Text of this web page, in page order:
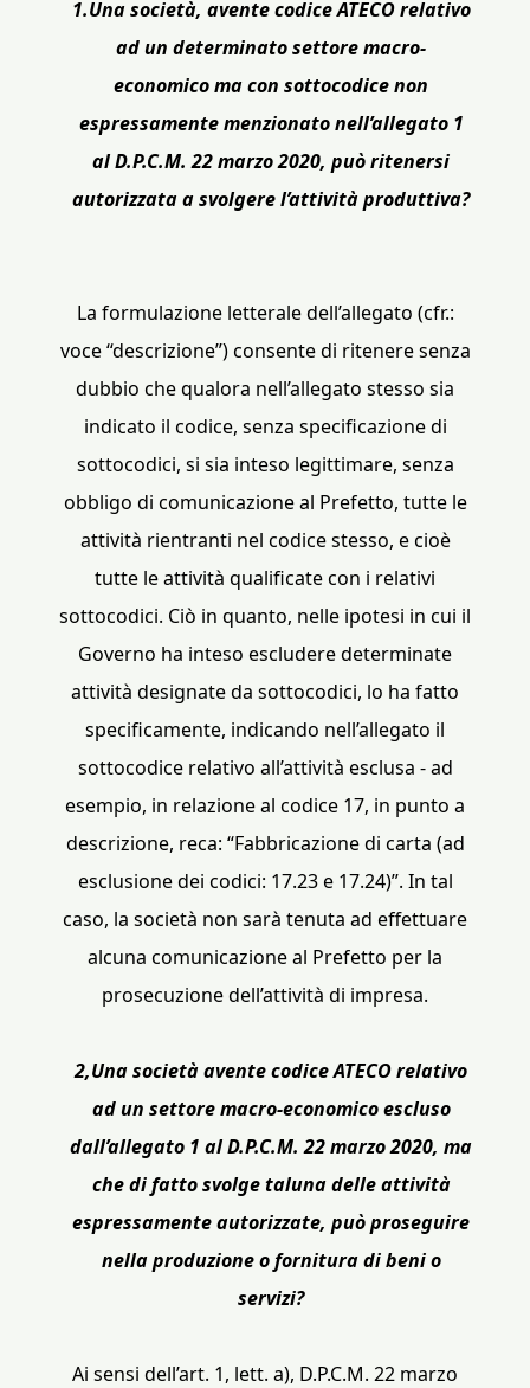
1.Una società, avente codice ATECO relativo
ad un determinato settore macro-
economico ma con sottocodice non
espressamente menzionato nell’allegato 1
al D.P.C.M. 22 marzo 2020, può ritenersi
autorizzata a svolgere l’attività produttiva?
La formulazione letterale dell’allegato (cfr.:
voce “descrizione”) consente di ritenere senza
dubbio che qualora nell’allegato stesso sia
indicato il codice, senza specificazione di
sottocodici, si sia inteso legittimare, senza
obbligo di comunicazione al Prefetto, tutte le
attività rientranti nel codice stesso, e cioè
tutte le attività qualificate con i relativi
sottocodici. Ciò in quanto, nelle ipotesi in cui il
Governo ha inteso escludere determinate
attività designate da sottocodici, lo ha fatto
specificamente, indicando nell’allegato il
sottocodice relativo all’attività esclusa - ad
esempio, in relazione al codice 17, in punto a
descrizione, reca: “Fabbricazione di carta (ad
esclusione dei codici: 17.23 e 17.24)”. In tal
caso, la società non sarà tenuta ad effettuare
alcuna comunicazione al Prefetto per la
prosecuzione dell’attività di impresa.
2,Una società avente codice ATECO relativo
ad un settore macro-economico escluso
dall’allegato 1 al D.P.C.M. 22 marzo 2020, ma
che di fatto svolge taluna delle attività
espressamente autorizzate, può proseguire
nella produzione o fornitura di beni o
servizi?
Ai sensi dell’art. 1, lett. a), D.P.C.M. 22 marzo